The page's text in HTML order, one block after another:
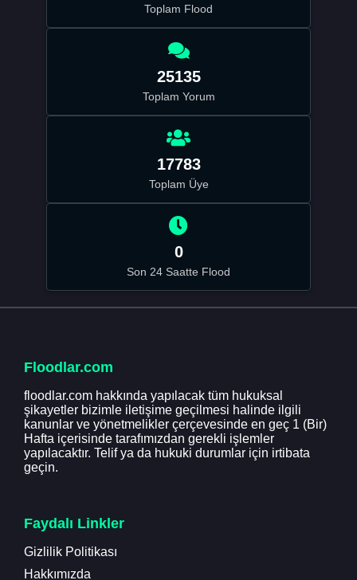
Toplam Flood
25135
Toplam Yorum
17783
Toplam Üye
0
Son 24 Saatte Flood
Floodlar.com
floodlar.com hakkında yapılacak tüm hukuksal
şikayetler bizimle iletişime geçilmesi halinde ilgili
kanunlar ve yönetmelikler çerçevesinde en geç 1 (Bir)
Hafta içerisinde tarafımızdan gerekli işlemler
yapılacaktır. Telif ya da hukuki durumlar için irtibata
geçin.
Faydalı Linkler
Gizlilik Politikası
Hakkımızda